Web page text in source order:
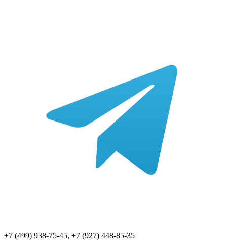
+7 (499) 938-75-45, +7 (927) 448-85-35